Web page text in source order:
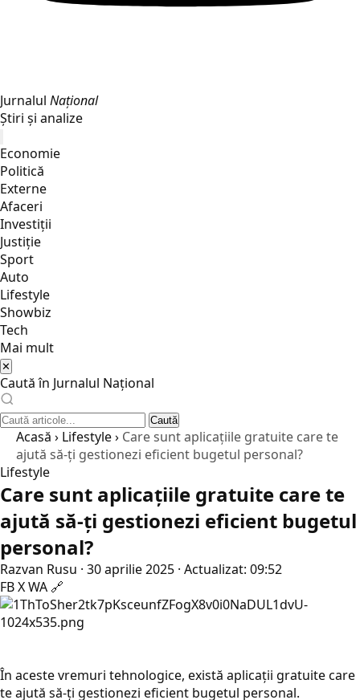
Jurnalul Național
Știri și analize
Economie
Politică
Externe
Afaceri
Investiții
Justiţie
Sport
Auto
Lifestyle
Showbiz
Tech
Mai mult
✕
Caută în Jurnalul Național
Caută
Acasă › Lifestyle› Care sunt aplicațiile gratuite care te
ajută să-ți gestionezi eficient bugetul personal?
Lifestyle
Care sunt aplicațiile gratuite care te
ajută să-ți gestionezi eficient bugetul
personal?
Razvan Rusu · 30 aprilie 2025 · Actualizat: 09:52
FBXWA 🔗
În aceste vremuri tehnologice, există aplicații gratuite care
te ajută să-ți gestionezi eficient bugetul personal.